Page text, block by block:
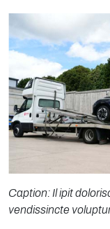
Caption: Il ipit
vendissincte